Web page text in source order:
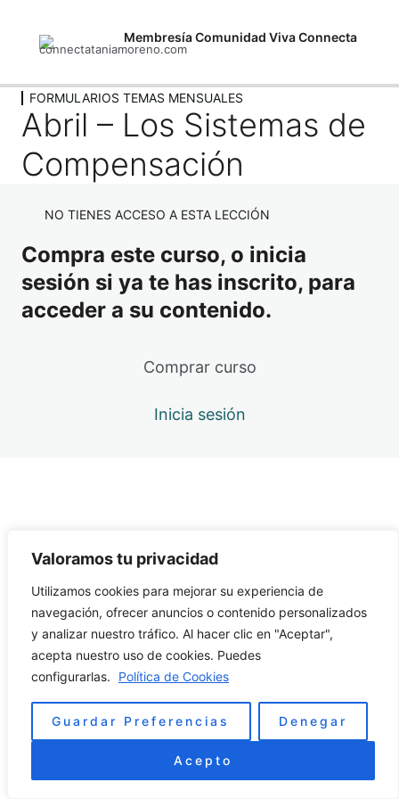
Valoramos tu privacidad
Utilizamos cookies para mejorar su experiencia de
navegación, ofrecer anuncios o contenido personalizados
y analizar nuestro tráfico. Al hacer clic en "Aceptar",
acepta nuestro uso de cookies. Puedes
configurarlas.
Política de Cookies
Guardar Preferencias Denegar
Acepto
Membresía Comunidad Viva Connecta
BIENVENIDA
ENLACES REUNIONES
2 lecciones
FORMULARIOS TEMAS
MENSUALES
Agosto -Los Celos
Septiembre – La Envidia
Octubre – La Obsesión
Noviembre – La Rabia
Diciembre – La Rebeldía y la Sumisión
Julio – La Comparación con los demás
CLASES GRUPALES DIRECTO
CLASE AGOSTO – CELOS
CLASE SEPTIEMBRE – ENVIDIA
CLASE OCTUBRE – OBSESIÓN
12 lecciones
MATERIAL EXTRA
CONTENIDO EXTRA
FORMULARIOS TEMAS MENSUALES
Abril – Los Sistemas de
Compensación
NO TIENES ACCESO A ESTA LECCIÓN
Compra este curso, o inicia
sesión si ya te has inscrito, para
acceder a su contenido.
Comprar curso
Inicia sesión